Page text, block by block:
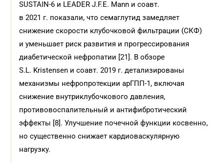
SUSTAIN-6 и LEADER J.F.E. Mann и соавт.
в 2021 г. показали, что семаглутид замедляет
снижение скорости клубочковой фильтрации (СКФ)
и уменьшает риск развития и прогрессирования
диабетической нефропатии [21]. В обзоре
S.L. Kristensen и соавт. 2019 г. детализированы
механизмы нефропротекции арГПП-1, включая
снижение внутриклубочкового давления,
противовоспалительный и антифибротический
эффекты [8]. Улучшение почечной функции косвенно,
но существенно снижает кардиоваскулярную
нагрузку.